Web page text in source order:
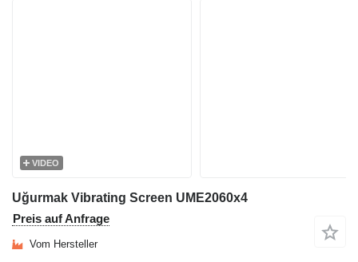
VIDEO
Uğurmak Vibrating Screen UME2060x4
Preis auf Anfrage
Vom Hersteller